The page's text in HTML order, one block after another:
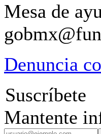
Mesa de
Denuncia
Suscríbete
Mantente